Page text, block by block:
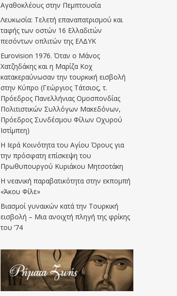
Αγαθοκλέους στην Πεμπτουσία
Λευκωσία: Τελετή επαναπατρισμού και
ταφής των οστών 16 Ελλαδιτών
πεσόντων οπλιτών της ΕΛΔΥΚ
Eurovision 1976. Όταν ο Μάνος
Χατζηδάκης και η Μαρίζα Κοχ
κατακεραύνωσαν την τουρκική εισβολή
στην Κύπρο (Γεώργιος Τάτσιος, τ.
Πρόεδρος Πανελλήνιας Ομοσπονδίας
Πολιτιστικών Συλλόγων Μακεδόνων,
Πρόεδρος Συνδέσμου Φίλων Οχυρού
Ιστίμπεη)
Η Ιερά Κοινότητα του Αγίου Όρους για
την πρόσφατη επίσκεψη του
Πρωθυπουργού Κυριάκου Μητσοτάκη
Η νεανική παραβατικότητα στην εκπομπή
«Άκου Φίλε»
Βιασμοί γυναικών κατά την Τουρκική
εισβολή – Μια ανοιχτή πληγή της φρίκης
του ’74